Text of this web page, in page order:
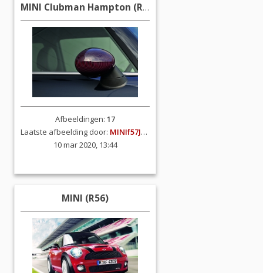
MINI Clubman Hampton (R55)
Afbeeldingen: 17
Laatste afbeelding door: MINIf57JCW
10 mar 2020, 13:44
MINI (R56)